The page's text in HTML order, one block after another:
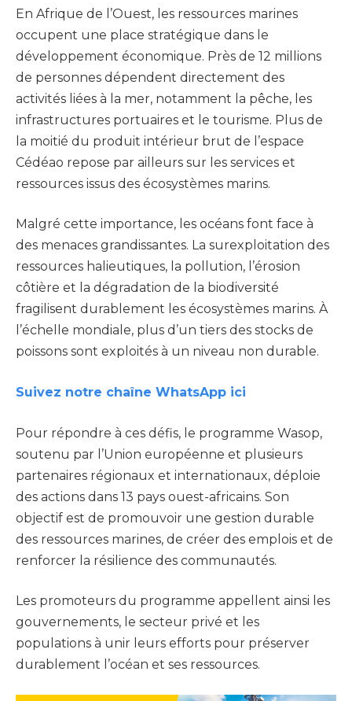
En Afrique de l’Ouest, les ressources marines
occupent une place stratégique dans le
développement économique. Près de 12 millions
de personnes dépendent directement des
activités liées à la mer, notamment la pêche, les
infrastructures portuaires et le tourisme. Plus de
la moitié du produit intérieur brut de l’espace
Cédéao repose par ailleurs sur les services et
ressources issus des écosystèmes marins.
Malgré cette importance, les océans font face à
des menaces grandissantes. La surexploitation des
ressources halieutiques, la pollution, l’érosion
côtière et la dégradation de la biodiversité
fragilisent durablement les écosystèmes marins. À
l’échelle mondiale, plus d’un tiers des stocks de
poissons sont exploités à un niveau non durable.
Suivez notre chaîne WhatsApp ici
Pour répondre à ces défis, le programme Wasop,
soutenu par l’Union européenne et plusieurs
partenaires régionaux et internationaux, déploie
des actions dans 13 pays ouest-africains. Son
objectif est de promouvoir une gestion durable
des ressources marines, de créer des emplois et de
renforcer la résilience des communautés.
Les promoteurs du programme appellent ainsi les
gouvernements, le secteur privé et les
populations à unir leurs efforts pour préserver
durablement l’océan et ses ressources.